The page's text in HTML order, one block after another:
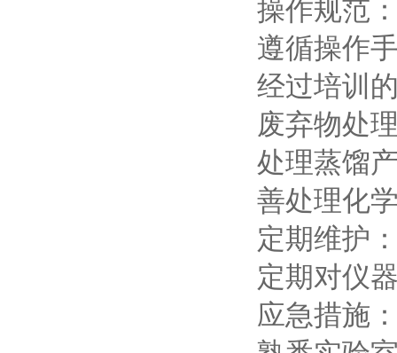
遵循操作
经过培训
废弃物处
处理蒸馏
善处理化
定期维护
定期对仪
应急措施